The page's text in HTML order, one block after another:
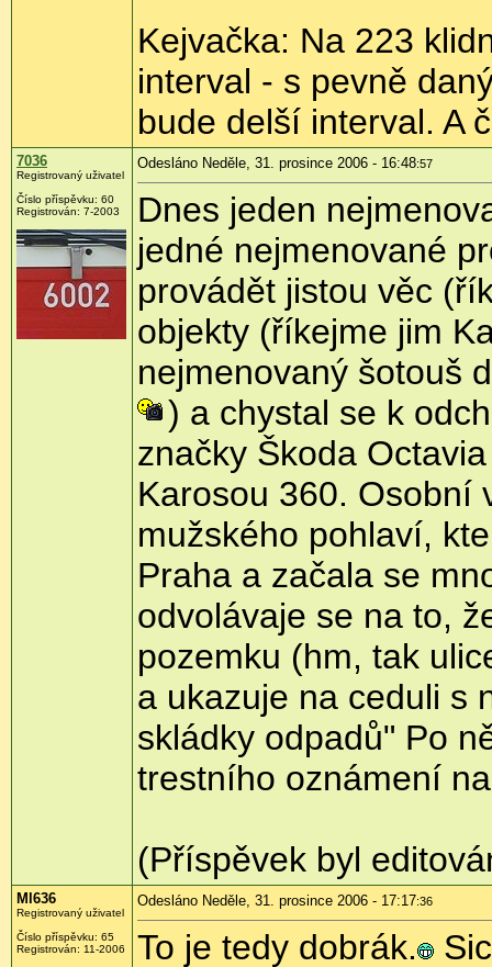
Kejvačka: Na 223
interval - s pevně
bude delší interval. A
7036
Registrovaný uživatel
Číslo příspěvku: 60
Registrován: 7-2003
Odesláno Neděle, 31. prosince 2006 - 16:48:57
Dnes jeden
jedné nejmenované
provádět jistou věc
objekty (říkejme jim
nejmenovaný šotouš
) a chystal se k
značky Škoda
Karosou 360. Osobní
mužského pohlaví,
Praha a začala se
odvolávaje se na to,
pozemku (hm, tak
a ukazuje na ceduli s
skládky odpadů" Po
trestního oznámení
(Příspěvek byl
Ml636
Registrovaný uživatel
Číslo příspěvku: 65
Registrován: 11-2006
Odesláno Neděle, 31. prosince 2006 - 17:17:36
To je tedy dobrák.